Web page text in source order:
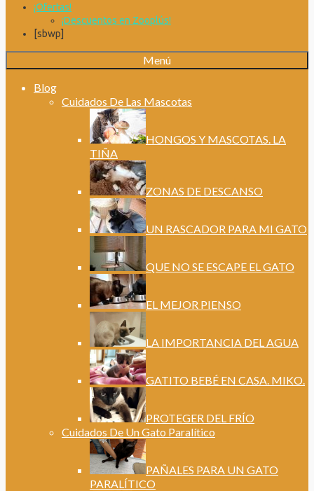
¡Ofertas!
¡Descuentos en Zooplús!
[sbwp]
Menú
Blog
Cuidados De Las Mascotas
HONGOS Y MASCOTAS. LA
TIÑA
ZONAS DE DESCANSO
UN RASCADOR PARA MI GATO
QUE NO SE ESCAPE EL GATO
EL MEJOR PIENSO
LA IMPORTANCIA DEL AGUA
GATITO BEBÉ EN CASA. MIKO.
PROTEGER DEL FRÍO
Cuidados De Un Gato Paralítico
PAÑALES PARA UN GATO
PARALÍTICO